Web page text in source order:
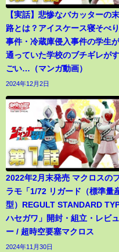
【実話】悲惨なバカッターの末
路とは？アイスケース寝そべり
事件・冷蔵庫侵入事件の学生が
通っていた学校のブチギレがす
ごい…（マンガ動画）
2024年12月2日
2022年2月末発売 マクロスの
ラモ「1/72 リガード（標準量
型）REGULT STANDARD
ハセガワ」開封・組立・レビュ
ー / 超時空要塞マクロス
2024年11月30日